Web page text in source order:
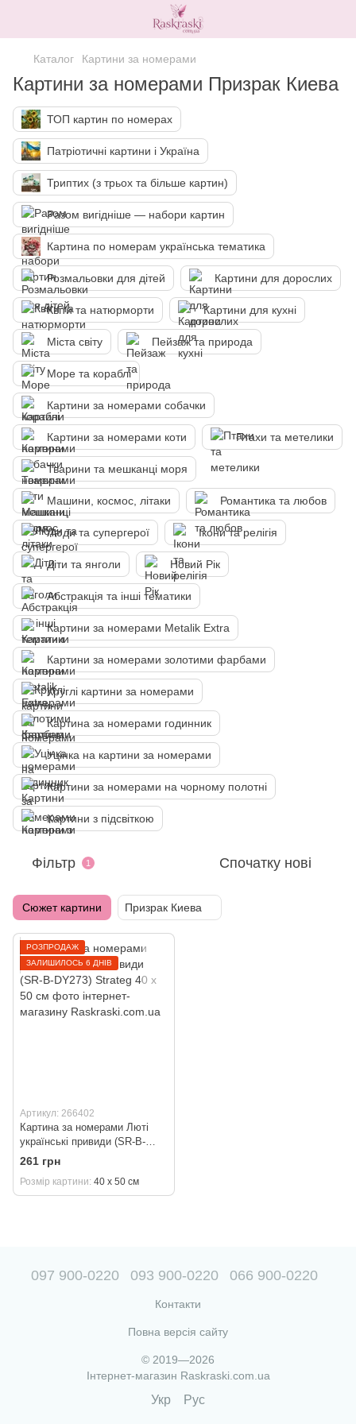
Каталог Картини за номерами
Картини за номерами Призрак Киева
ТОП картин по номерах
Патріотичні картини і Україна
Триптих (з трьох та більше картин)
Разом вигідніше — набори картин
Картина по номерам українська тематика
Розмальовки для дітей Картини для дорослих
Квіти та натюрморти Картини для кухні
Міста світу Пейзаж та природа
Море та кораблі
Картини за номерами собачки
Картини за номерами коти Птахи та метелики
Тварини та мешканці моря
Машини, космос, літаки Романтика та любов
Люди та супергерої Ікони та релігія
Діти та янголи Новий Рік
Абстракція та інші тематики
Картини за номерами Metalik Extra
Картини за номерами золотими фарбами
Круглі картини за номерами
Картина за номерами годинник
Уцінка на картини за номерами
Картини за номерами на чорному полотні
Картини з підсвіткою
Фільтр 1 Спочатку нові
Сюжет картини Призрак Киева
РОЗПРОДАЖ
ЗАЛИШИЛОСЬ 6 ДНІВ
Артикул: 266402
Картина за номерами Люті
українські привиди (SR-B-
DY273) Strateg 40 х 50 см
261 грн
Розмір картини 40 х 50 см
097 900-0220 093 900-0220 066 900-0220
Контакти
Повна версія сайту
© 2019—2026
Інтернет-магазин Raskraski.com.ua
Укр Рус